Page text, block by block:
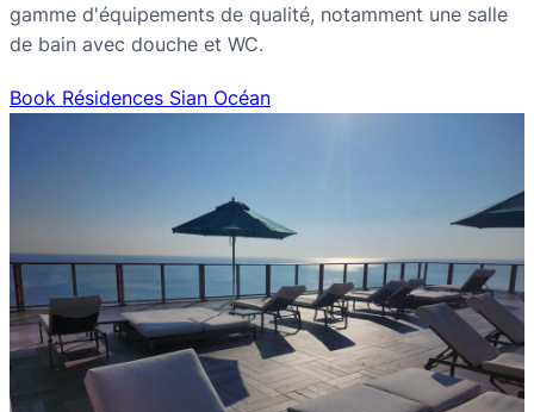
gamme d'équipements de qualité, notamment une salle
de bain avec douche et WC.
Book Résidences Sian Océan